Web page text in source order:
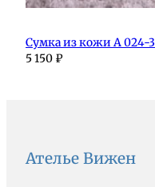
Сумка из кожи А 024-3
5 150 ₽
Ателье Вижен